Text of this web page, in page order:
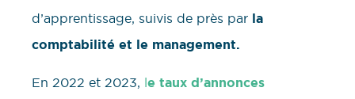
d’apprentissage, suivis de près par la
comptabilité et le management.
En 2022 et 2023, le taux d’annonces